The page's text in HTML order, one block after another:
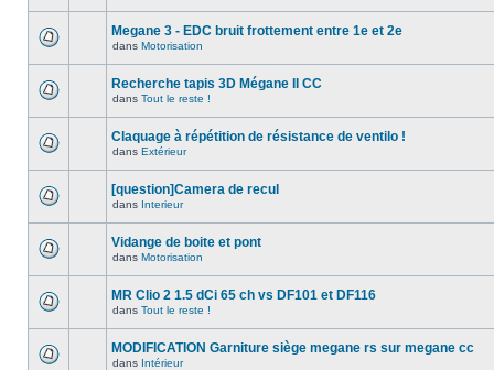
Megane 3 - EDC bruit frottement entre 1e et 2e
dans Motorisation
Recherche tapis 3D Mégane II CC
dans Tout le reste !
Claquage à répétition de résistance de ventilo !
dans Extérieur
[question]Camera de recul
dans Interieur
Vidange de boite et pont
dans Motorisation
MR Clio 2 1.5 dCi 65 ch vs DF101 et DF116
dans Tout le reste !
MODIFICATION Garniture siège megane rs sur megane cc
dans Intérieur